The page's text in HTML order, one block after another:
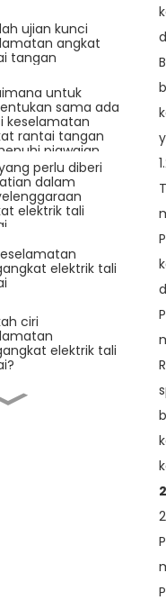
ujian kunci
angkat
tangan
untuk
sama ada
keselamatan
rantai tangan
piawaian
perlu diberi
dalam
elektrik tali
elektrik tali
ciri
elektrik tali
kes kegagalan